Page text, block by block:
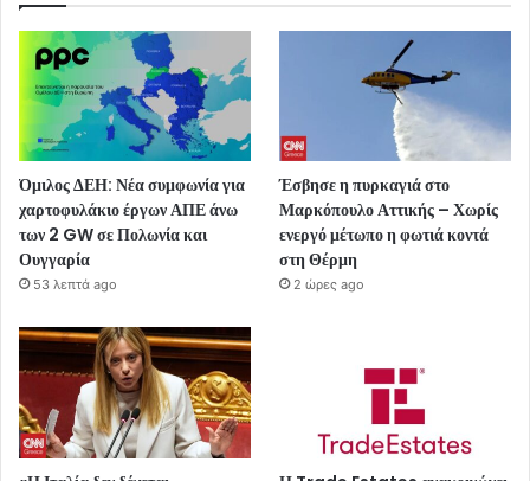
Όμιλος ΔΕΗ: Νέα συμφωνία για
χαρτοφυλάκιο έργων ΑΠΕ άνω
των 2 GW σε Πολωνία και
Ουγγαρία
53 λεπτά ago
Έσβησε η πυρκαγιά στο
Μαρκόπουλο Αττικής – Χωρίς
ενεργό μέτωπο η φωτιά κοντά
στη Θέρμη
2 ώρες ago